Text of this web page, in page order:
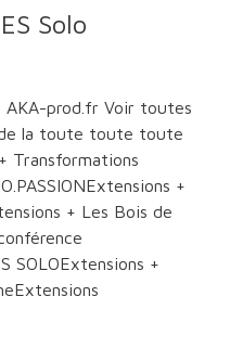
Solo
AKA-prod.fr Voir toutes
la toute toute toute
Transformations
+
+ Les Bois de
SOLOExtensions +